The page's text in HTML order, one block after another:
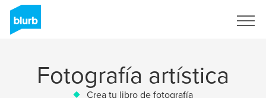
Fotografía artística
Crea tu libro de fotografía